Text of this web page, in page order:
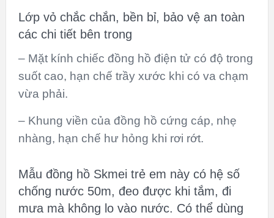
Lớp vỏ chắc chắn, bền bỉ, bảo vệ an toàn
các chi tiết bên trong
– Mặt kính chiếc đồng hồ điện tử có độ trong
suốt cao, hạn chế trầy xước khi có va chạm
vừa phải.
– Khung viền của đồng hồ cứng cáp, nhẹ
nhàng, hạn chế hư hỏng khi rơi rớt.
Mẫu đồng hồ Skmei trẻ em này có hệ số
chống nước 50m, đeo được khi tắm, đi
mưa mà không lo vào nước. Có thể dùng